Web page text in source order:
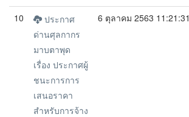
10
ประกาศ
ด่านศุลกากร
มาบตาพุด
เรื่อง ประกาศผู้
ชนะการการ
เสนอราคา
สำหรับการจ้าง
6 ตุลาคม 2563 11:21:31